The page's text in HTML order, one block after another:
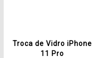
Troca de Vidro iPhone
11 Pro